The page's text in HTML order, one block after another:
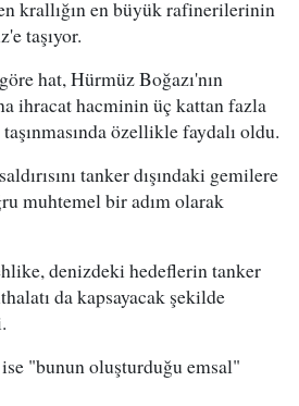
krallığın en büyük rafinerilerinin
taşıyor.
hat, Hürmüz Boğazı'nın
ihracat hacminin üç kattan fazla
özellikle faydalı oldu.
tanker dışındaki gemilere
muhtemel bir adım olarak
denizdeki hedeflerin tanker
da kapsayacak şekilde
"bunun oluşturduğu emsal"